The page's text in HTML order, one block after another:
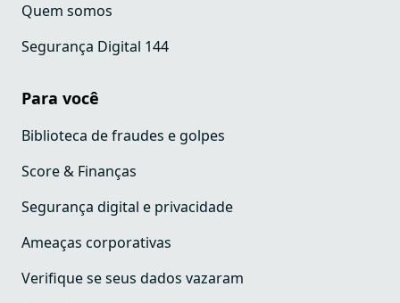
Quem somos
Segurança Digital 144
Para você
Biblioteca de fraudes e golpes
Score & Finanças
Segurança digital e privacidade
Ameaças corporativas
Verifique se seus dados vazaram